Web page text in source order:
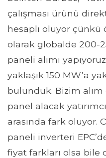
çalışması ürünü
hesaplı oluyor
olarak globalde 200-
paneli alımı
yaklaşık 150 MW’a
bulunduk. Bizim
panel alacak
arasında fark oluyor.
paneli inverteri
fiyat farkları olsa bile